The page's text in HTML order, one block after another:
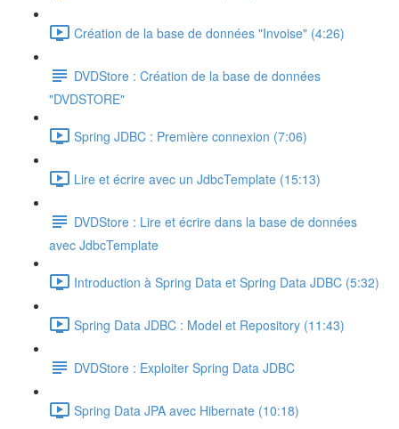
Création de la base de données "Invoise" (4:26)
DVDStore : Création de la base de données
"DVDSTORE"
Spring JDBC : Première connexion (7:06)
Lire et écrire avec un JdbcTemplate (15:13)
DVDStore : Lire et écrire dans la base de données
avec JdbcTemplate
Introduction à Spring Data et Spring Data JDBC (5:32)
Spring Data JDBC : Model et Repository (11:43)
DVDStore : Exploiter Spring Data JDBC
Spring Data JPA avec Hibernate (10:18)